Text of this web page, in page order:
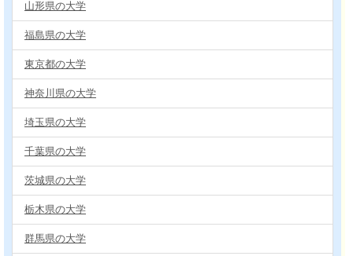
山形県の大学
福島県の大学
東京都の大学
神奈川県の大学
埼玉県の大学
千葉県の大学
茨城県の大学
栃木県の大学
群馬県の大学